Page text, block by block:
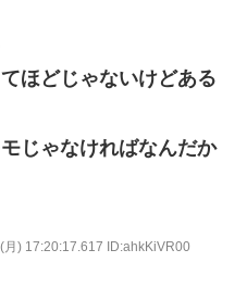
ほどじゃないけどある
じゃなければなんだか
) 17:20:17.617 ID:ahkKiVR00